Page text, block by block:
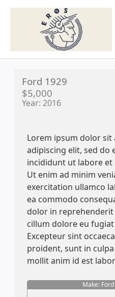
Ford 1929
$5,000
Year: 2016
Lorem ipsum dolor
adipiscing elit, sed do
incididunt ut labore
Ut enim ad minim
exercitation ullamco
ea commodo
dolor in
cillum dolore eu
Excepteur sint
proident, sunt in
mollit anim id est
Make: